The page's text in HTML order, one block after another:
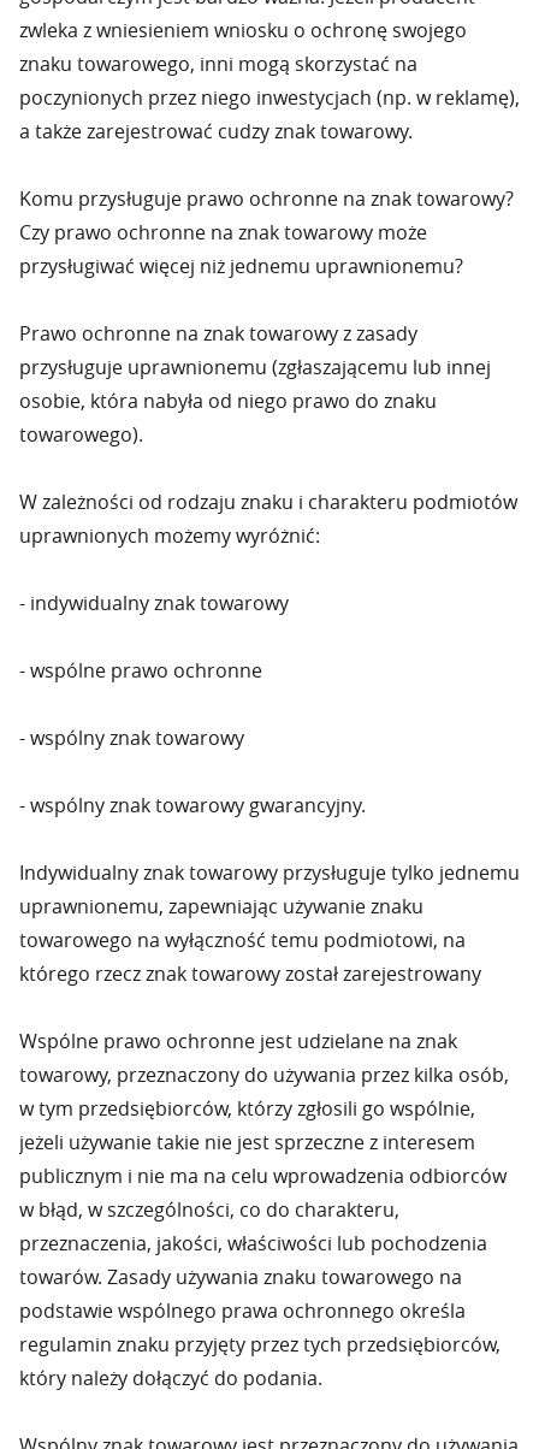
zwleka z wniesieniem wniosku o ochronę swojego
znaku towarowego, inni mogą skorzystać na
poczynionych przez niego inwestycjach (np. w reklamę),
a także zarejestrować cudzy znak towarowy.
Komu przysługuje prawo ochronne na znak towarowy?
Czy prawo ochronne na znak towarowy może
przysługiwać więcej niż jednemu uprawnionemu?
Prawo ochronne na znak towarowy z zasady
przysługuje uprawnionemu (zgłaszającemu lub innej
osobie, która nabyła od niego prawo do znaku
towarowego).
W zależności od rodzaju znaku i charakteru podmiotów
uprawnionych możemy wyróżnić:
- indywidualny znak towarowy
- wspólne prawo ochronne
- wspólny znak towarowy
- wspólny znak towarowy gwarancyjny.
Indywidualny znak towarowy przysługuje tylko jednemu
uprawnionemu, zapewniając używanie znaku
towarowego na wyłączność temu podmiotowi, na
którego rzecz znak towarowy został zarejestrowany
Wspólne prawo ochronne jest udzielane na znak
towarowy, przeznaczony do używania przez kilka osób,
w tym przedsiębiorców, którzy zgłosili go wspólnie,
jeżeli używanie takie nie jest sprzeczne z interesem
publicznym i nie ma na celu wprowadzenia odbiorców
w błąd, w szczególności, co do charakteru,
przeznaczenia, jakości, właściwości lub pochodzenia
towarów. Zasady używania znaku towarowego na
podstawie wspólnego prawa ochronnego określa
regulamin znaku przyjęty przez tych przedsiębiorców,
który należy dołączyć do podania.